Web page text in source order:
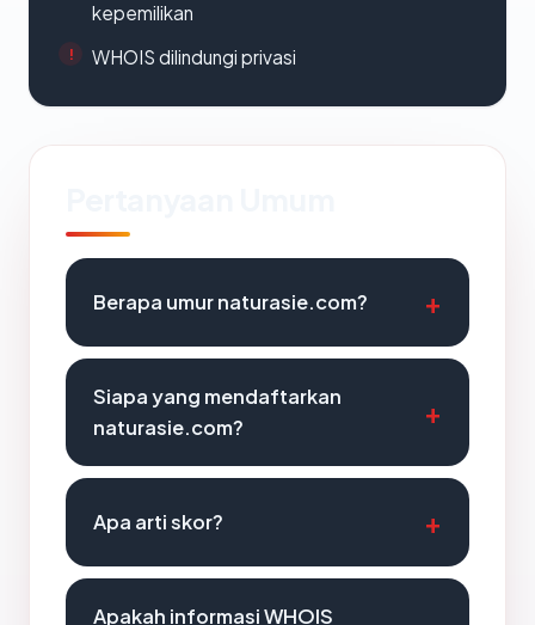
kepemilikan
WHOIS dilindungi privasi
Berapa umur naturasie.com?
Siapa yang mendaftarkan
naturasie.com?
Apa arti skor?
Apakah informasi WHOIS